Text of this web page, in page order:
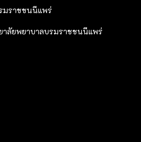
มราชชนนีแพร่
ลัยพยาบาลบรมราชชนนีแพร่